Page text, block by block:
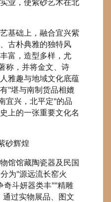
基础上，融合宜兴紫
古朴典雅的独特风
富，造型多样，尤
称，并将金文、诗
雅趣与地域文化底蕴
"堪与南制货品相媲
宜兴，北平定"的品
上的一张重要文化名
砂辉煌
馆馆藏陶瓷器及民国
为"源远流长窑火
奇斗妍器类丰""精雕
过实物展品、图文